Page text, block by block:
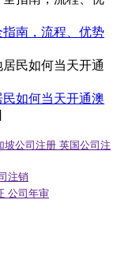
南，流程、优势
民如何当天开通澳
坡公司注册 英国公司注
注销
公司年审